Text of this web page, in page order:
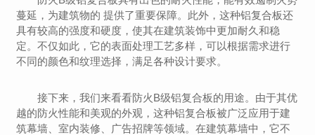
蔓延，为建筑物的 提供了重要保障。此外，这种铝复合板还
具有较高的强度和硬度，使其在建筑装饰中更加耐久和稳
定。不仅如此，它的表面处理工艺多样，可以根据需求进行
不同的颜色和纹理选择，满足各种设计要求。
接下来，我们来看看防火B级铝复合板的用途。由于其优
越的防火性能和美观的外观，这种铝复合板被广泛应用于建
筑幕墙、室内装修、广告招牌等领域。在建筑幕墙中，它不